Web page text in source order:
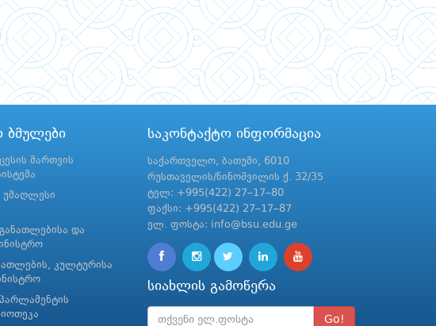
ბმულები
მართვის
უმაღლესი
და
კულტურისა
საკონტაქტო ინფორმაცია
საქართველო, ბათუმი, 6010
რუსთაველის/ნინოშვილის ქ. 32/35
ტელ: +995(422) 27–17–80
ფაქსი: +995(422) 27–17–87
ელ. ფოსტა: info@bsu.edu.ge
სიახლის გამოწერა
Go!